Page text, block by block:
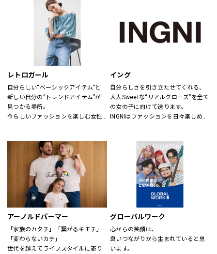
しさとの出会いを提案します
レトロガール
自分らしい“ベーシックアイテム”と
新しい自分の“トレンドアイテム”が
見つかる場所。
今らしいファッションを楽しむ女性
イング
自分らしさを引き立たせてくれる、
大人Sweetな“リアルクローズ”を全て
の女の子に向けて送ります。
INGNIはファッションを日々楽しめ
アーノルドパーマー
「家族のカタチ」「繋がるキモチ」
「変わらないカチ」
世代を越えてライフスタイルに寄り
グローバルワーク
心からの笑顔は、
良いつながりから生まれていると思
います。